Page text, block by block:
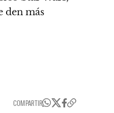
den más
COMPARTIR